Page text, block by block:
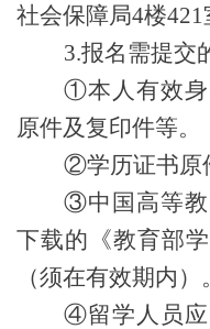
社会保障局4楼421
3.报名需提交
①本人有效身
原件及复印件等。
②学历证书原
③中国高等教
下载的《教育部
（须在有效期内） 。
④留学人员应